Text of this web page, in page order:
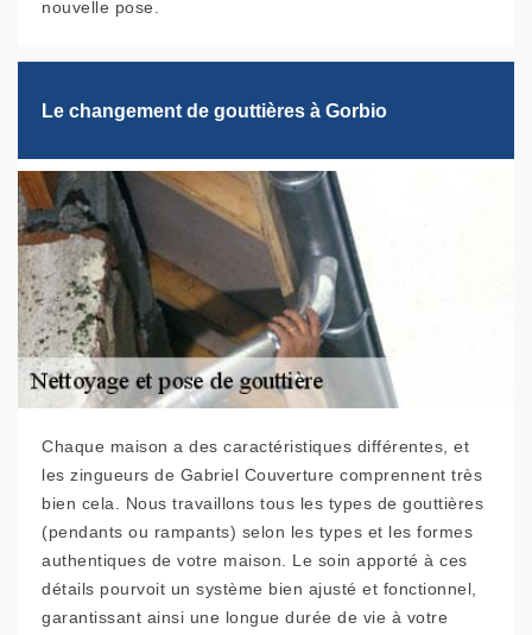
nouvelle pose.
Le changement de gouttières à Gorbio
Chaque maison a des caractéristiques différentes, et
les zingueurs de Gabriel Couverture comprennent très
bien cela. Nous travaillons tous les types de gouttières
(pendants ou rampants) selon les types et les formes
authentiques de votre maison. Le soin apporté à ces
détails pourvoit un système bien ajusté et fonctionnel,
garantissant ainsi une longue durée de vie à votre